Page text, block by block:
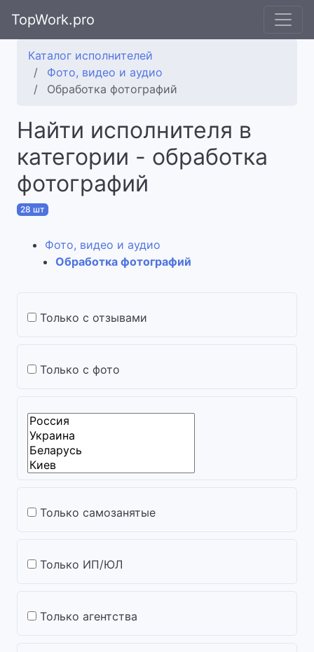
TopWork.pro
Каталог исполнителей
Фото, видео и аудио
Обработка фотографий
Найти исполнителя в
категории - обработка
фотографий
28 шт
Фото, видео и аудио
Обработка фотографий
Только с отзывами
Только с фото
Только самозанятые
Только ИП/ЮЛ
Только агентства